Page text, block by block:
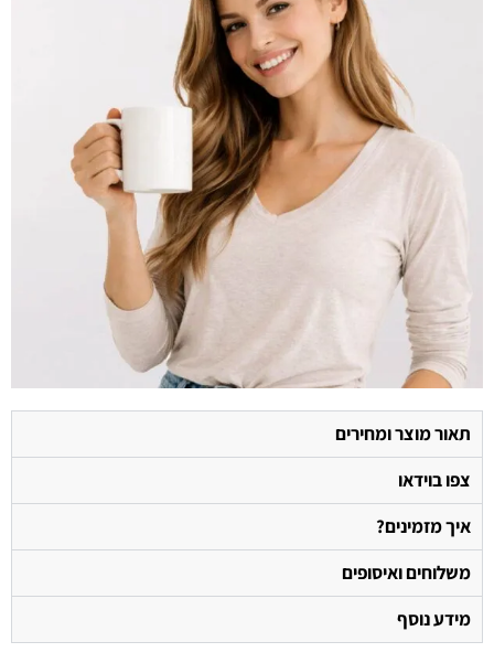
תאור מוצר ומחירים
צפו בוידאו
איך מזמינים?
משלוחים ואיסופים
מידע נוסף